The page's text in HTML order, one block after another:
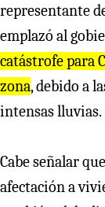
representante
emplazó al
catástrofe para
zona, debido a
intensas lluvias.
Cabe señalar
afectación a